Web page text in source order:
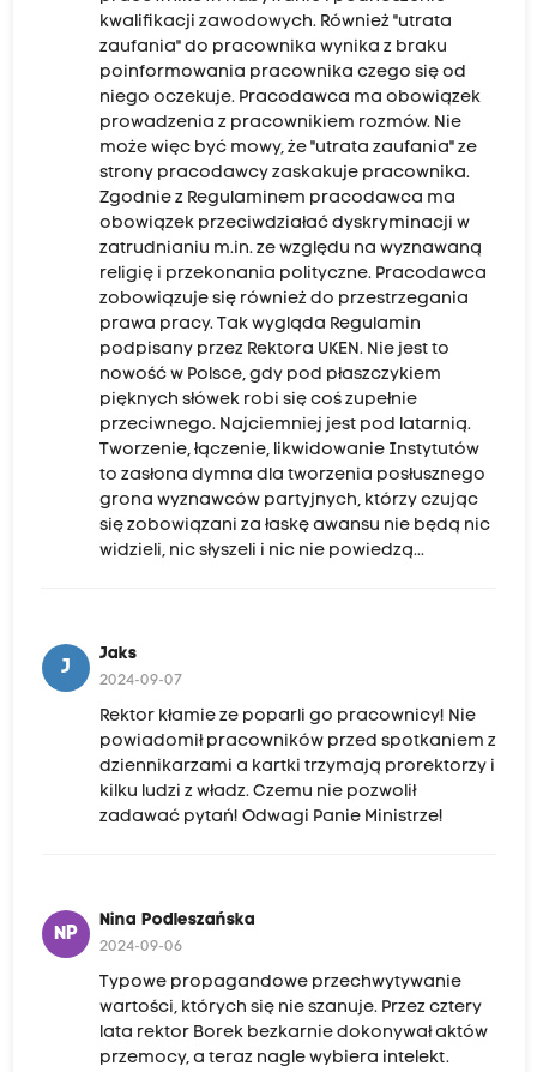
kwalifikacji zawodowych. Również "utrata
zaufania" do pracownika wynika z braku
poinformowania pracownika czego się od
niego oczekuje. Pracodawca ma obowiązek
prowadzenia z pracownikiem rozmów. Nie
może więc być mowy, że "utrata zaufania" ze
strony pracodawcy zaskakuje pracownika.
Zgodnie z Regulaminem pracodawca ma
obowiązek przeciwdziałać dyskryminacji w
zatrudnianiu m.in. ze względu na wyznawaną
religię i przekonania polityczne. Pracodawca
zobowiązuje się również do przestrzegania
prawa pracy. Tak wygląda Regulamin
podpisany przez Rektora UKEN. Nie jest to
nowość w Polsce, gdy pod płaszczykiem
pięknych słówek robi się coś zupełnie
przeciwnego. Najciemniej jest pod latarnią.
Tworzenie, łączenie, likwidowanie Instytutów
to zasłona dymna dla tworzenia posłusznego
grona wyznawców partyjnych, którzy czując
się zobowiązani za łaskę awansu nie będą nic
widzieli, nic słyszeli i nic nie powiedzą...
J
Jaks
2024-09-07
Rektor kłamie ze poparli go pracownicy! Nie
powiadomił pracowników przed spotkaniem z
dziennikarzami a kartki trzymają prorektorzy i
kilku ludzi z władz. Czemu nie pozwolił
zadawać pytań! Odwagi Panie Ministrze!
NP
Nina Podleszańska
2024-09-06
Typowe propagandowe przechwytywanie
wartości, których się nie szanuje. Przez cztery
lata rektor Borek bezkarnie dokonywał aktów
przemocy, a teraz nagle wybiera intelekt.